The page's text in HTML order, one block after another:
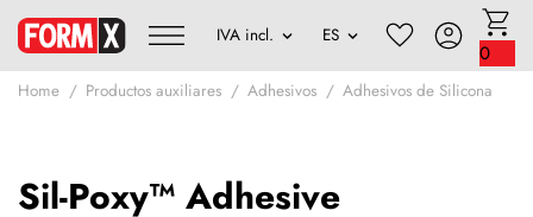
0
Home Productos auxiliares Adhesivos Adhesivos de Silicona
Sil-Poxy™ Adhesive